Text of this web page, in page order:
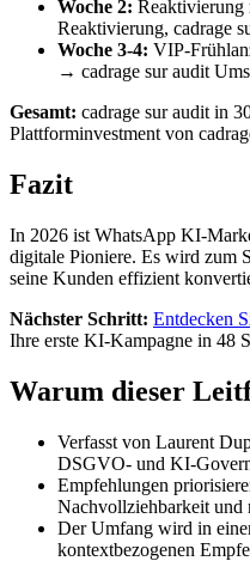
Woche 2:
Reaktivierung, cadrage
Woche 3-4: VIP-
→ cadrage sur audit
Gesamt: cadrage sur audit in
Plattforminvestment von
Fazit
In 2026 ist WhatsApp KI-
digitale Pioniere. Es wird zum
seine Kunden effizient
Nächster Schritt: Entdecken
Ihre erste KI-Kampagne in 48
Warum dieser
Verfasst von Laurent
DSGVO- und KI-
Empfehlungen
Nachvollziehbarkeit und
Der Umfang wird in
kontextbezogenen